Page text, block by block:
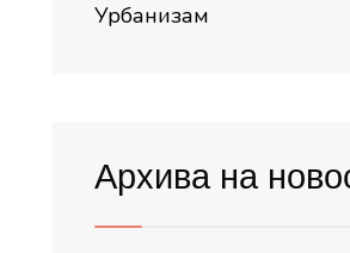
Урбанизам
Архива на